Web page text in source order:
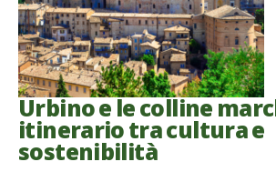
Urbino e le colline
itinerario tra cultura e
sostenibilità